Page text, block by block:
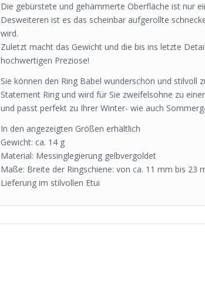
Die gebürstete und gehämmerte Oberfläche ist nur
Desweiteren ist es das scheinbar aufgerollte
wird.
Zuletzt macht das Gewicht und die bis ins letzte
hochwertigen Preziose!
Sie können den Ring Babel wunderschön und stilvoll
Statement Ring und wird für Sie zweifelsohne zu
und passt perfekt zu Ihrer Winter- wie auch
In den angezeigten Größen erhältlich
Gewicht: ca. 14 g
Material: Messinglegierung gelbvergoldet
Maße: Breite der Ringschiene: von ca. 11 mm bis 23
Lieferung im stilvollen Etui